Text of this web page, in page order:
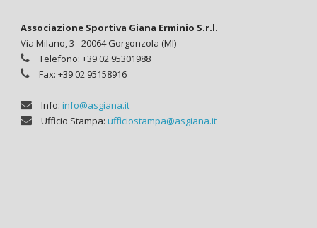
Associazione Sportiva Giana Erminio S.r.l.
Via Milano, 3 - 20064 Gorgonzola (MI)
Telefono: +39 02 95301988
Fax: +39 02 95158916
Info: info@asgiana.it
Ufficio Stampa: ufficiostampa@asgiana.it